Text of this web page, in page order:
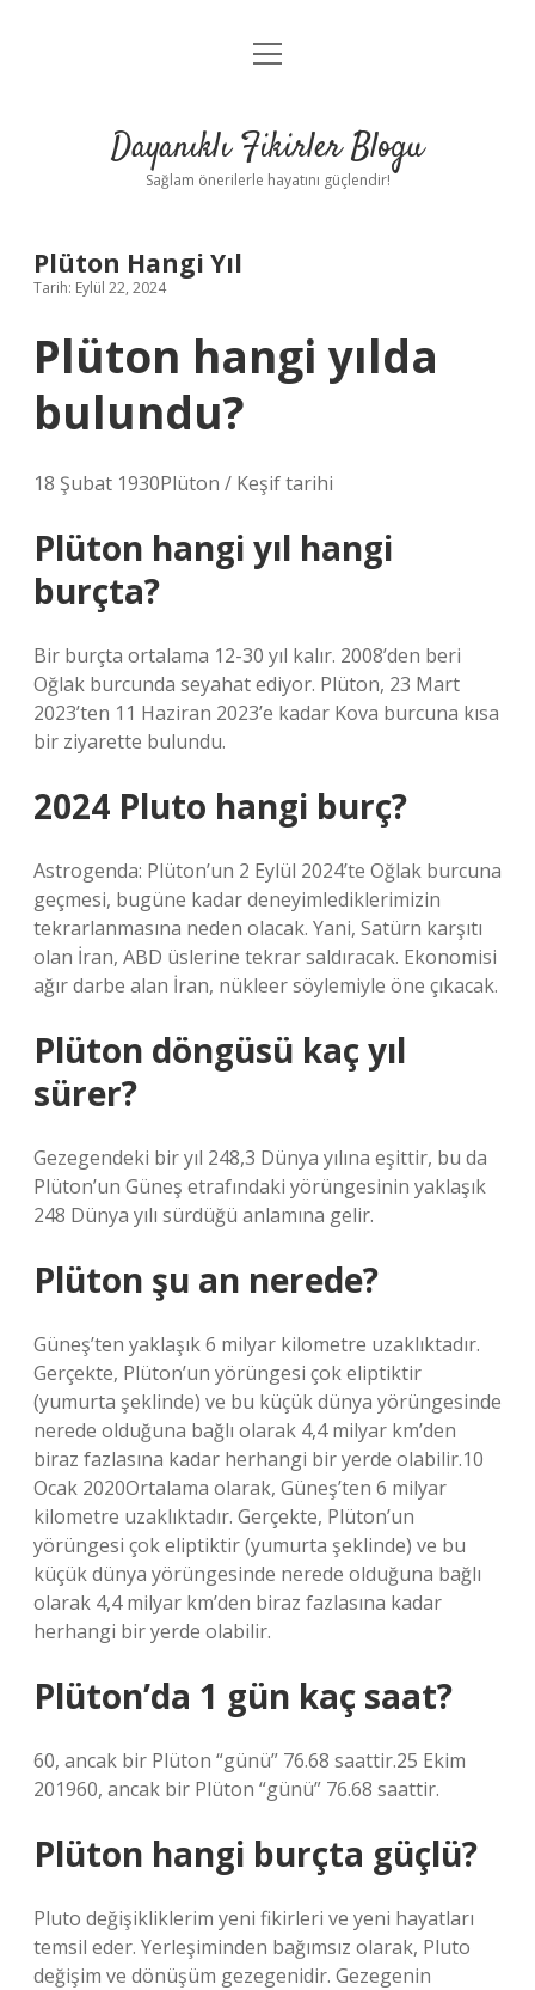
Anasayfa
Yasal Uyarı
menüyü
Dayanıklı Fikirler Blogu
Sağlam önerilerle hayatını güçlendir!
Plüton Hangi Yıl
Tarih: Eylül 22, 2024
Plüton hangi yılda
bulundu?
18 Şubat 1930Plüton / Keşif tarihi
Plüton hangi yıl hangi
burçta?
Bir burçta ortalama 12-30 yıl kalır. 2008’den beri
Oğlak burcunda seyahat ediyor. Plüton, 23 Mart
2023’ten 11 Haziran 2023’e kadar Kova burcuna kısa
bir ziyarette bulundu.
2024 Pluto hangi burç?
Astrogenda: Plüton’un 2 Eylül 2024’te Oğlak burcuna
geçmesi, bugüne kadar deneyimlediklerimizin
tekrarlanmasına neden olacak. Yani, Satürn karşıtı
olan İran, ABD üslerine tekrar saldıracak. Ekonomisi
ağır darbe alan İran, nükleer söylemiyle öne çıkacak.
Plüton döngüsü kaç yıl
sürer?
Gezegendeki bir yıl 248,3 Dünya yılına eşittir, bu da
Plüton’un Güneş etrafındaki yörüngesinin yaklaşık
248 Dünya yılı sürdüğü anlamına gelir.
Plüton şu an nerede?
Güneş’ten yaklaşık 6 milyar kilometre uzaklıktadır.
Gerçekte, Plüton’un yörüngesi çok eliptiktir
(yumurta şeklinde) ve bu küçük dünya yörüngesinde
nerede olduğuna bağlı olarak 4,4 milyar km’den
biraz fazlasına kadar herhangi bir yerde olabilir.10
Ocak 2020Ortalama olarak, Güneş’ten 6 milyar
kilometre uzaklıktadır. Gerçekte, Plüton’un
yörüngesi çok eliptiktir (yumurta şeklinde) ve bu
küçük dünya yörüngesinde nerede olduğuna bağlı
olarak 4,4 milyar km’den biraz fazlasına kadar
herhangi bir yerde olabilir.
Plüton’da 1 gün kaç saat?
60, ancak bir Plüton “günü” 76.68 saattir.25 Ekim
201960, ancak bir Plüton “günü” 76.68 saattir.
Plüton hangi burçta güçlü?
Pluto değişikliklerim yeni fikirleri ve yeni hayatları
temsil eder. Yerleşiminden bağımsız olarak, Pluto
değişim ve dönüşüm gezegenidir. Gezegenin